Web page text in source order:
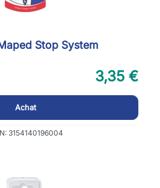
Stop System
3,35 €
Achat
3154140196004